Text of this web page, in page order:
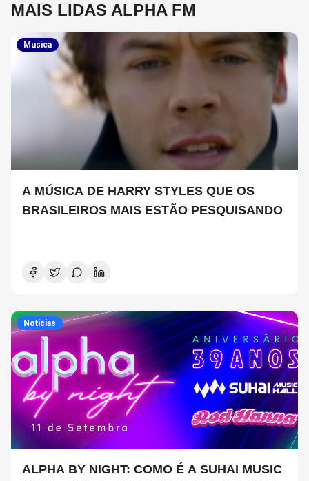
MAIS LIDAS ALPHA FM
Musica
A MÚSICA DE HARRY STYLES QUE OS
BRASILEIROS MAIS ESTÃO PESQUISANDO
Noticias
ALPHA BY NIGHT: COMO É A SUHAI MUSIC